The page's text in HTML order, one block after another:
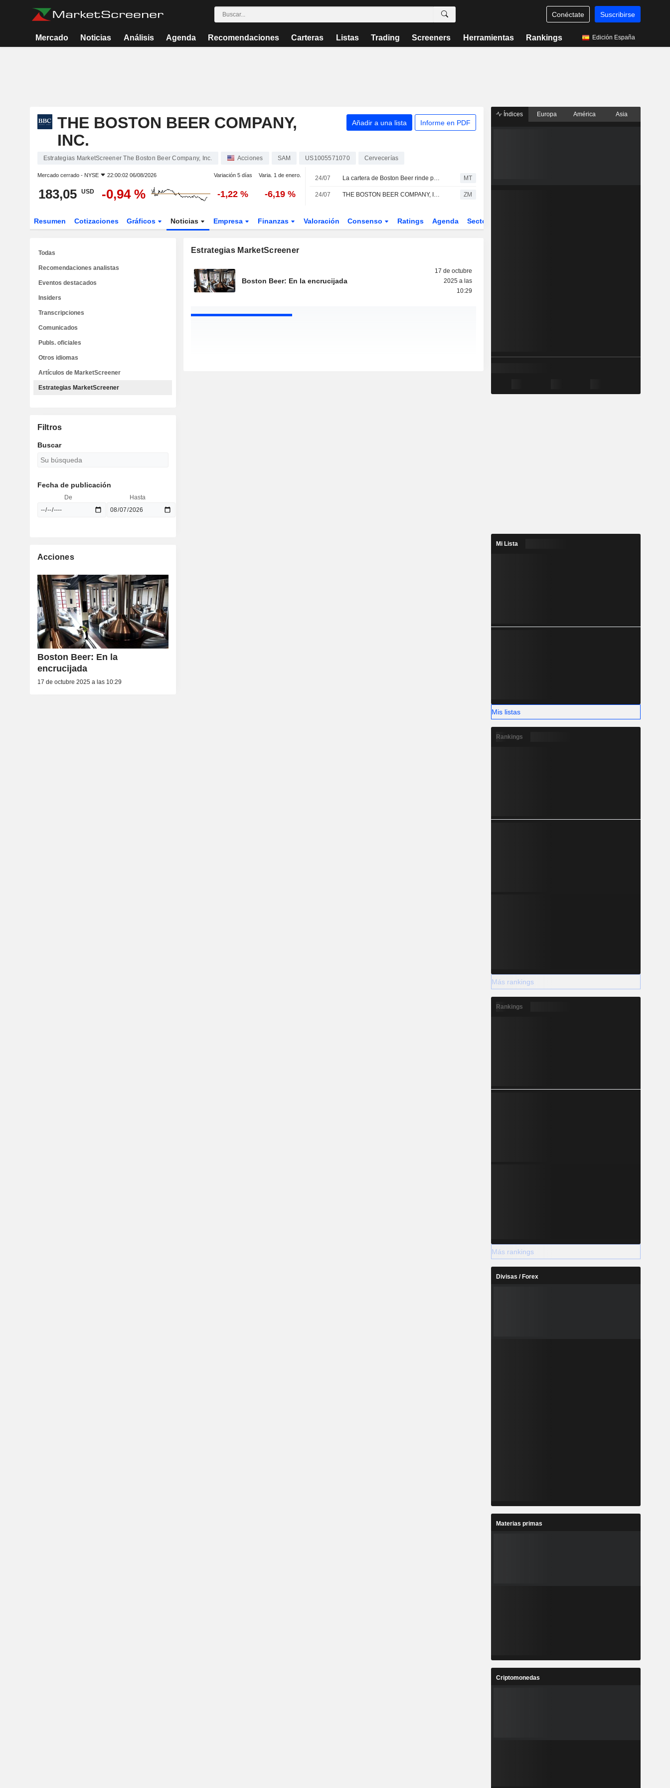
Conéctate Suscribirse
Mercado Noticias Análisis Agenda Recomendaciones Carteras Listas Trading Screeners Herramientas Rankings Edición España
THE BOSTON BEER COMPANY,
INC.
Añadir a una lista Informe en PDF
Estrategias MarketScreener The Boston Beer Company, Inc. Acciones SAM US1005571070 Cervecerías
Mercado cerrado - NYSE 22:00:02 06/08/2026 Variación 5 días Varia. 1 de enero.
183,05 USD -0,94 % -1,22 % -6,19 %
24/07 La cartera de Boston Beer rinde por debajo de un sector de bebidas alcohólicas en horas bajas, según Morgan Stanley MT
24/07 THE BOSTON BEER COMPANY, INC. : Deutsche Bank Securities permanece neutral ZM
Resumen Cotizaciones Gráficos Noticias Empresa Finanzas Valoración Consenso Ratings Agenda Sector
Estrategias MarketScreener
Boston Beer: En la encrucijada
17 de octubre
2025 a las
10:29
Todas
Recomendaciones analistas
Eventos destacados
Insiders
Transcripciones
Comunicados
Publs. oficiales
Otros idiomas
Artículos de MarketScreener
Estrategias MarketScreener
Filtros
Buscar
Fecha de publicación
De Hasta
Acciones
Boston Beer: En la
encrucijada
17 de octubre 2025 a las 10:29
Índices Europa América Asia
Mi Lista
Mis listas
Rankings
Más rankings
Rankings
Más rankings
Divisas / Forex
Materias primas
Criptomonedas